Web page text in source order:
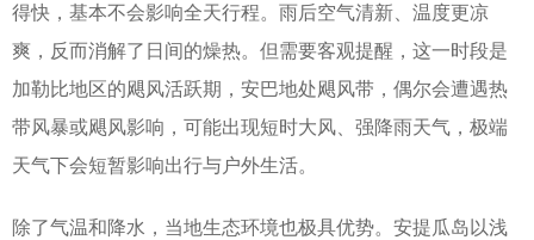
得快，基本不会影响全天行程。雨后空气清新、温度更凉
爽，反而消解了日间的燥热。但需要客观提醒，这一时段是
加勒比地区的飓风活跃期，安巴地处飓风带，偶尔会遭遇热
带风暴或飓风影响，可能出现短时大风、强降雨天气，极端
天气下会短暂影响出行与户外生活。
除了气温和降水，当地生态环境也极具优势。安提瓜岛以浅